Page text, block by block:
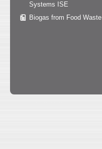
Systems ISE
Biogas from Food Waste